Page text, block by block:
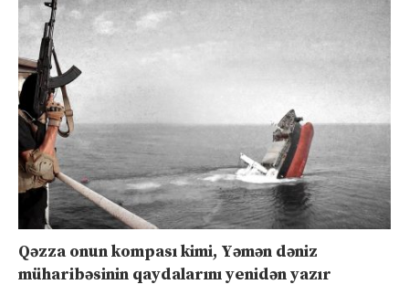
Qəzza onun kompası kimi, Yəmən dəniz
müharibəsinin qaydalarını yenidən yazır